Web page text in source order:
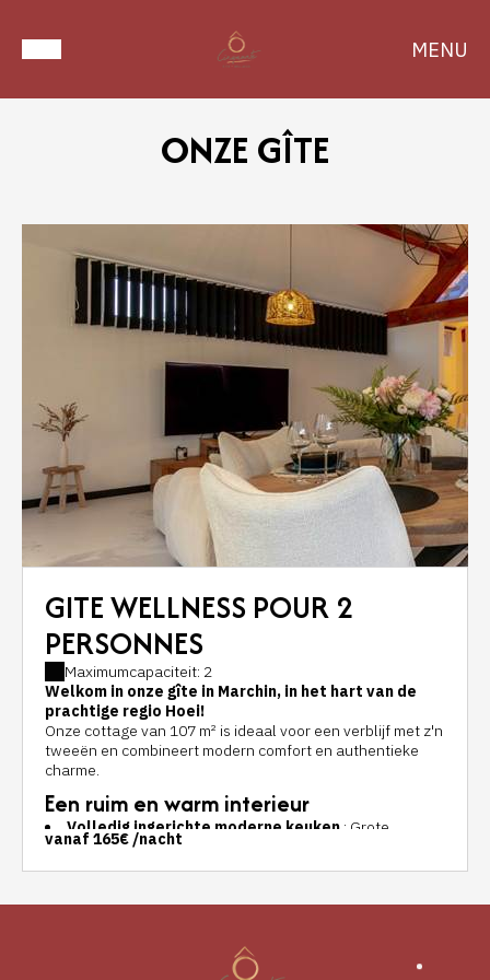
MENU
ONZE GÎTE
GITE WELLNESS POUR 2
PERSONNES
Maximumcapaciteit: 2
Welkom in onze gîte in Marchin, in het hart van de
prachtige regio Hoei!
Onze cottage van 107 m² is ideaal voor een verblijf met z'n
tweeën en combineert modern comfort en authentieke
charme.
Een ruim en warm interieur
Volledig ingerichte moderne keuken : Grote
koelkast, pyrolyse-oven, inductiekookplaat met
geïntegreerde afzuigkap, vaatwasser en nog veel meer.
woonkamer.
met 4 stoelen voor uw maaltijden, een comfortabele bank
en een 124-inch televisie voor ontspannende avonden.
vanaf 165€ /nacht